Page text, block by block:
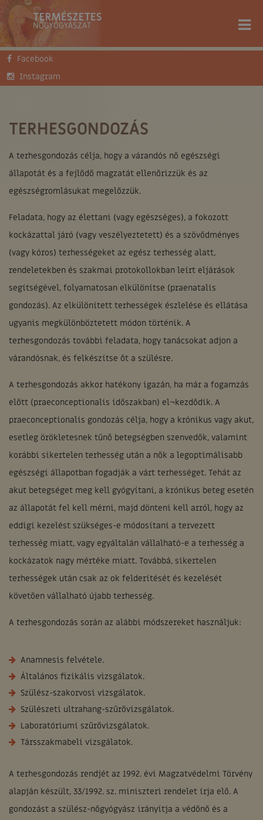
Facebook
Instagram
FŐOLDAL
TERHESGONDOZÁS
TERHESGONDOZÁS
A terhesgondozás célja, hogy a várandós nő egészségi
állapotát és a fejlődő magzatát ellenőrizzük és az
egészségromlásukat megelőzzük.
Feladata, hogy az élettani (vagy egészséges), a fokozott
kockázattal járó (vagy veszélyeztetett) és a szövődményes
(vagy kóros) terhességeket az egész terhesség alatt,
rendeletekben és szakmai protokollokban leírt eljárások
segítségével, folyamatosan elkülönítse (praenatalis
gondozás). Az elkülönített terhességek észlelése és ellátása
ugyanis megkülönböztetett módon történik. A
terhesgondozás további feladata, hogy tanácsokat adjon a
várandósnak, és felkészítse őt a szülésre.
A terhesgondozás akkor hatékony igazán, ha már a fogamzás
előtt (praeconceptionalis időszakban) el¬kezdődik. A
praeconceptionalis gondozás célja, hogy a krónikus vagy akut,
esetleg örökletesnek tűnő betegségben szenvedők, valamint
korábbi sikertelen terhesség után a nők a legoptimálisabb
egészségi állapotban fogadják a várt terhességet. Tehát az
akut betegséget meg kell gyógyítani, a krónikus beteg esetén
az állapotát fel kell mérni, majd dönteni kell arról, hogy az
eddigi kezelést szükséges-e módosítani a tervezett
terhesség miatt, vagy egyáltalán vállalható-e a terhesség a
kockázatok nagy mértéke miatt. Továbbá, sikertelen
terhességek után csak az ok felderítését és kezelését
követően vállalható újabb terhesség.
A terhesgondozás során az alábbi módszereket használjuk:
Anamnesis felvétele.
Általános fizikális vizsgálatok.
Szülész-szakorvosi vizsgálatok.
Szülészeti ultrahang-szűrővizsgálatok.
Laboratóriumi szűrővizsgálatok.
Társszakmabeli vizsgálatok.
A terhesgondozás rendjét az 1992. évi Magzatvédelmi Törvény
alapján készült, 33/1992. sz. miniszteri rendelet írja elő. A
gondozást a szülész-nőgyógyász irányítja a védőnő és a